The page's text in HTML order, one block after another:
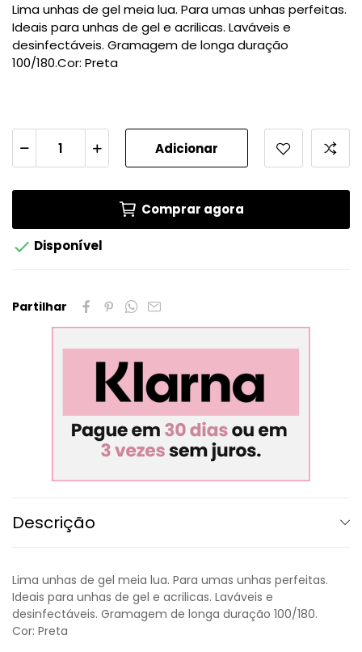
Lima unhas de gel meia lua. Para umas unhas perfeitas.
Ideais para unhas de gel e acrilicas. Laváveis e
desinfectáveis. Gramagem de longa duração
100/180.Cor: Preta
Adicionar
Comprar agora
 Disponível
Partilhar
Descrição
Lima unhas de gel meia lua. Para umas unhas perfeitas.
Ideais para unhas de gel e acrilicas. Laváveis e
desinfectáveis. Gramagem de longa duração 100/180.
Cor: Preta